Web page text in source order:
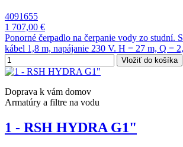
4091655
1 707,00 €
Ponorné čerpadlo na čerpanie vody zo studní.
kábel 1,8 m, napájanie 230 V. H = 27 m, Q =
Vložiť do košíka
Doprava k vám domov
Armatúry a filtre na vodu
1 - RSH HYDRA G1"